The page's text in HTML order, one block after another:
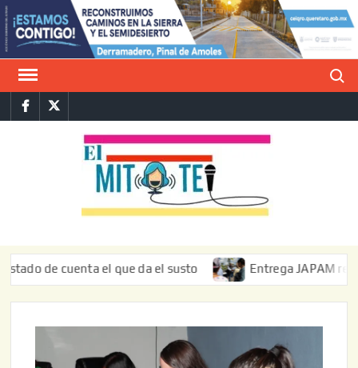
Saltar
al
contenido
FacebookTwitter
cuenta el que da el susto Entrega JAPAM